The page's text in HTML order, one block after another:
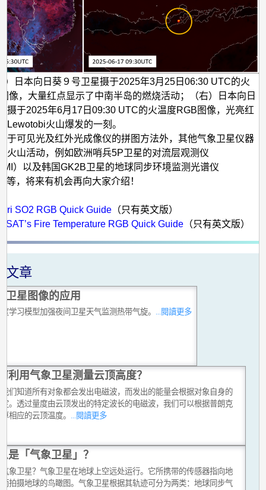
日本向日葵９号卫星摄于2025年3月25日06:30 UTC的火
像，大量红点显示了中南半岛的燃烧活动；（右）日本向日
摄于2025年6月17日09:30 UTC的火温度RGB图像，光亮红
Lewotobi火山爆发的一刻。
于可见光及红外光成像仪的拼图方法外，其他气象卫星仪器
火山活动，例如欧洲哨兵5P卫星的对流层观测仪
）以及韩国GK2B卫星的地球同步环境监测光谱仪
等，将来有机会再向大家介绍！
SO2 RGB Quick Guide （只有英文版）
Fire Temperature RGB Quick Guide （只有英文版）
文章
卫星图像的应用
学习模型加强夜间卫星天气监测热带气旋。 ...閱讀更多
利用气象卫星测量云顶高度？
们知道所有对象都会发出电磁波，而发出的能量会根据对象自身的
。透过量度由云顶发出的特定波长的电磁波，我们可以根据普朗克
相应的云顶温度。
...閱讀更多
是「气象卫星」？
象卫星？气象卫星在地球上空远处运行。它所携带的传感器指向地
拍摄地球的鸟瞰图。气象卫星根据其轨迹可分为两类：地球同步气